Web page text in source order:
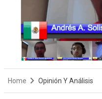
Home Opinión Y Análisis